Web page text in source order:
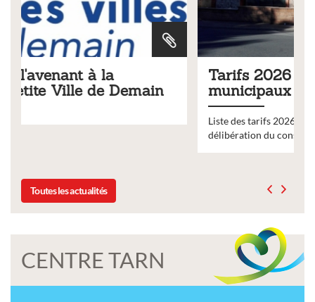
Tarifs 2026 des services
municipaux
Liste des tarifs 2026 des services municipaux,
délibération du conseil municipal du 19 décembre 2025
Toutes les actualités
CENTRE TARN